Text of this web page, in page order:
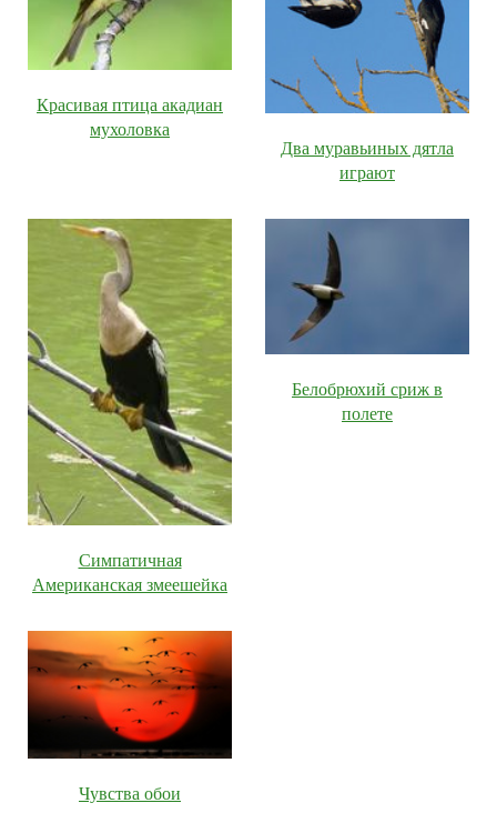
Красивая птица акадиан
мухоловка
Два муравьиных дятла
играют
Симпатичная
Американская змеешейка
Белобрюхий сриж в
полете
Чувства обои